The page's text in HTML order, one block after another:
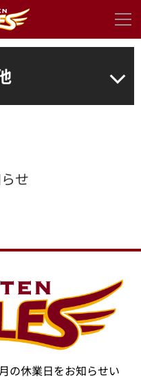
せ
の休業日をお知らせい